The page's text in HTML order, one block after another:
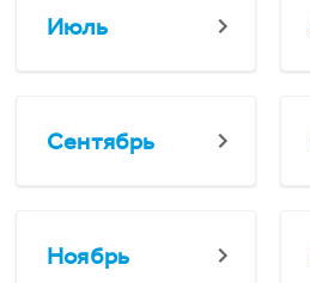
Июль
Сентябрь
Ноябрь